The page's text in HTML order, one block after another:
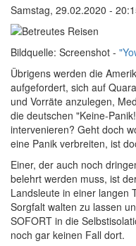
Samstag, 29.02.2020 -
Bildquelle: Screenshot -
Übrigens werden die
aufgefordert, sich auf
und Vorräte anzulegen,
die deutschen "Keine-
intervenieren? Geht doch
eine Panik verbreiten, ist
Einer, der auch noch
belehrt werden muss, ist
Landsleute in einer langen
Sorgfalt walten zu lassen
SOFORT in die
noch gar keinen Fall dort.